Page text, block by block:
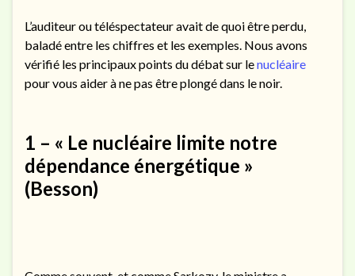
L’auditeur ou téléspectateur avait de quoi être perdu,
baladé entre les chiffres et les exemples. Nous avons
vérifié les principaux points du débat sur lenucléaire
pour vous aider à ne pas être plongé dans le noir.
1 – « Le nucléaire limite notre
dépendance énergétique »
(Besson)